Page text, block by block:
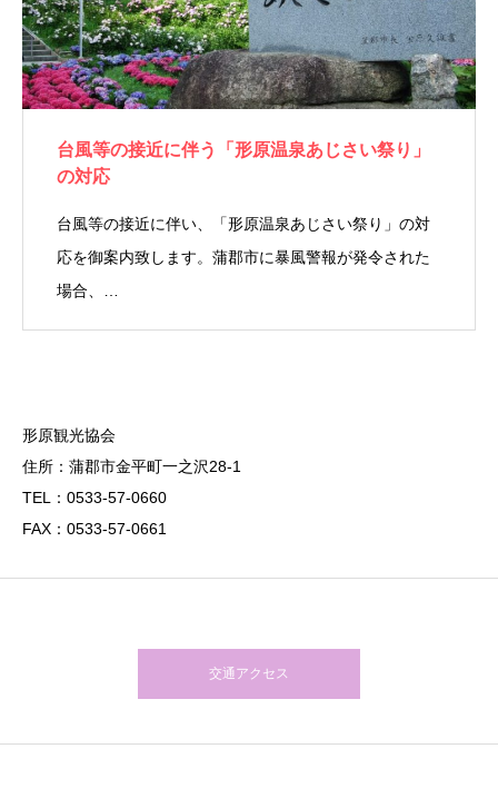
台風等の接近に伴う「形原温泉あじさい祭り」
の対応
台風等の接近に伴い、「形原温泉あじさい祭り」の対
応を御案内致します。蒲郡市に暴風警報が発令された
場合、…
形原観光協会
住所：蒲郡市金平町一之沢28-1
TEL：0533-57-0660
FAX：0533-57-0661
交通アクセス